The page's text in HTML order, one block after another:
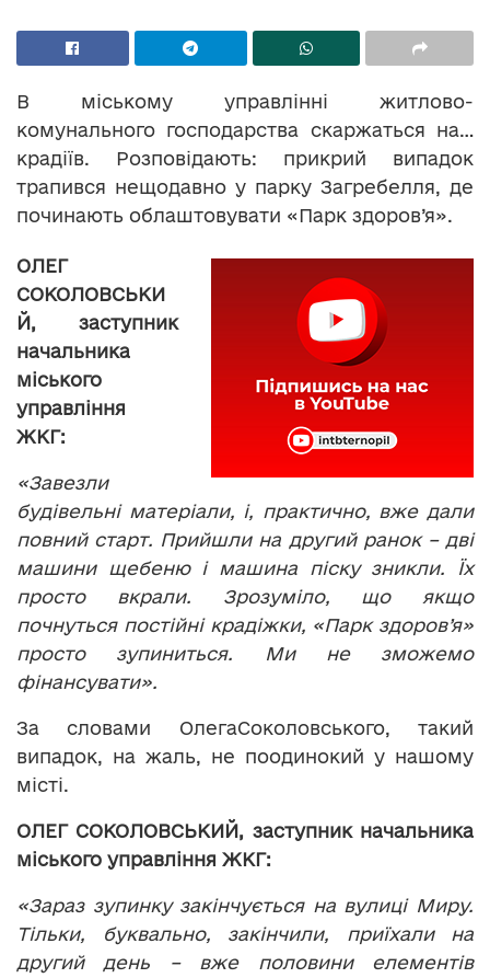
В міському управлінні житлово-
комунального господарства скаржаться на…
крадіїв. Розповідають: прикрий випадок
трапився нещодавно у парку Загребелля, де
починають облаштовувати «Парк здоров’я».
ОЛЕГ
СОКОЛОВСЬКИ
Й, заступник
начальника
міського
управління
ЖКГ:
«Завезли
будівельні матеріали, і, практично, вже дали
повний старт. Прийшли на другий ранок – дві
машини щебеню і машина піску зникли. Їх
просто вкрали. Зрозуміло, що якщо
почнуться постійні крадіжки, «Парк здоров’я»
просто зупиниться. Ми не зможемо
фінансувати».
За словами ОлегаСоколовського, такий
випадок, на жаль, не поодинокий у нашому
місті.
ОЛЕГ СОКОЛОВСЬКИЙ, заступник начальника
міського управління ЖКГ:
«Зараз зупинку закінчується на вулиці Миру.
Тільки, буквально, закінчили, приїхали на
другий день – вже половини елементів